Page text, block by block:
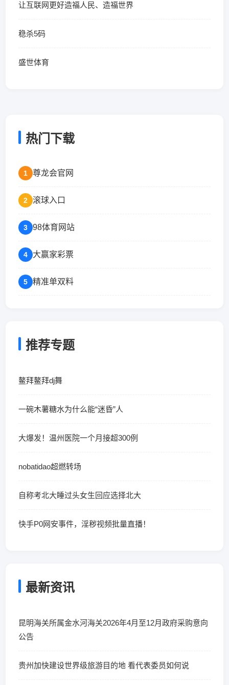
让互联网更好造福人民、造福世界
稳杀5码
盛世体育
热门下载
1 尊龙会官网
2 滚球入口
3 98体育网站
4 大赢家彩票
5 精准单双料
推荐专题
鳌拜鳌拜dj舞
一碗木薯糖水为什么能“迷昏”人
大爆发！温州医院一个月接超300例
nobatidao超燃转场
自称考北大睡过头女生回应选择北大
快手P0网安事件，淫秽视频批量直播！
最新资讯
昆明海关所属金水河海关2026年4月至12月政府采购意向
公告
贵州加快建设世界级旅游目的地 看代表委员如何说